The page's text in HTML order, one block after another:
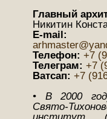
Главный
Никитин
Е-mail:
Телефон: +7
Телеграм: +7
Ватсап: +7
• В 2000
Свято-